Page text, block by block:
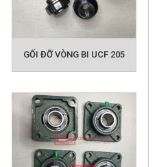
GỐI ĐỠ VÒNG BI UCF 205